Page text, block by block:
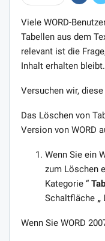
Viele WORD-
Tabellen aus dem
relevant ist die
Inhalt erhalten bleibt.
Versuchen wir,
Das Löschen von
Version von WORD
Wenn Sie ein
zum Löschen
Kategorie “
Schaltfläche „
Wenn Sie WORD